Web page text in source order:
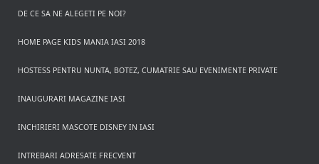
DE CE SA NE ALEGETI PE NOI?
HOME PAGE KIDS MANIA IASI 2018
HOSTESS PENTRU NUNTA, BOTEZ, CUMATRIE SAU EVENIMENTE PRIVATE
INAUGURARI MAGAZINE IASI
INCHIRIERI MASCOTE DISNEY IN IASI
INTREBARI ADRESATE FRECVENT